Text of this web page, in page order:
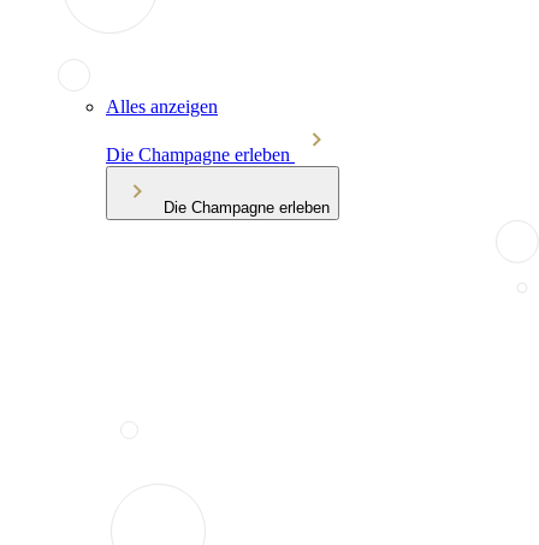
Alles anzeigen
Die Champagne erleben
Die Champagne erleben